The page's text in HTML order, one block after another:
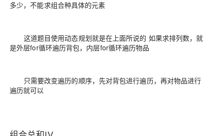
多少，不能求组合种具体的元素
这道题目使用动态规划就是在上面所说的 如果求排列数，就
是外层for循环遍历背包，内层for循环遍历物品
只需要改变遍历的顺序，先对背包进行遍历，再对物品进行
遍历就可以